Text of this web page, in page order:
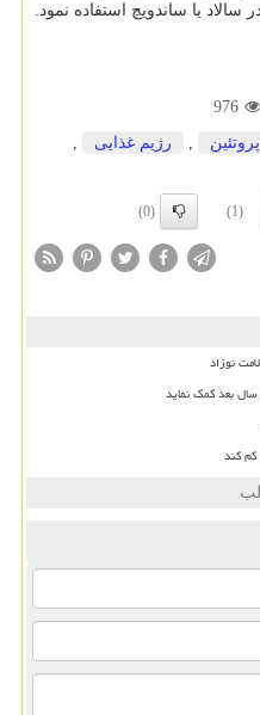
یا ساندویچ استفاده نمود.
976
پروتئین , رژیم غذایی
,
(1)
(0)
نوزاد